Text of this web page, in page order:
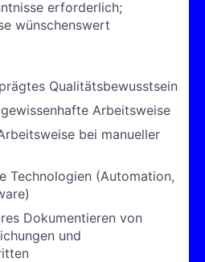
erforderlich;
wünschenswert
Qualitätsbewusstsein
Arbeitsweise
bei manueller
Technologien (Automation,
Dokumentieren von
und